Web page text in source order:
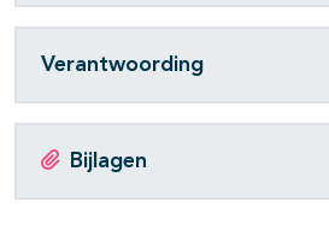
Verantwoording
Bijlagen